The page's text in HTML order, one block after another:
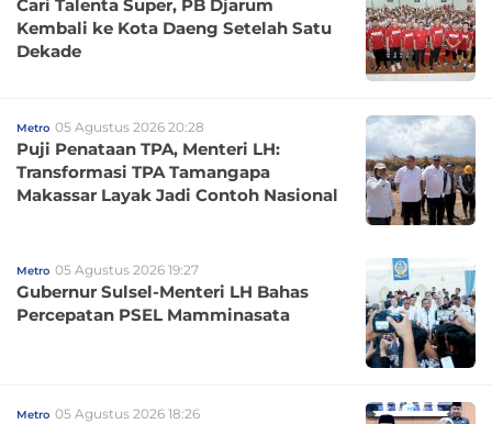
Cari Talenta Super, PB Djarum
Kembali ke Kota Daeng Setelah Satu
Dekade
Metro 05 Agustus 2026 20:28
Puji Penataan TPA, Menteri LH:
Transformasi TPA Tamangapa
Makassar Layak Jadi Contoh Nasional
Metro 05 Agustus 2026 19:27
Gubernur Sulsel-Menteri LH Bahas
Percepatan PSEL Mamminasata
Metro 05 Agustus 2026 18:26